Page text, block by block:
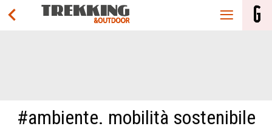
#ambiente. mobilità sostenibile